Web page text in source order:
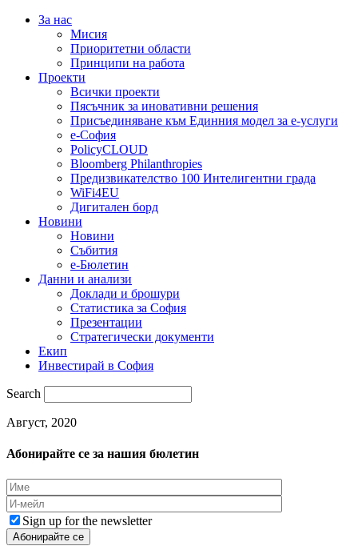
За нас
Мисия
Приоритетни области
Принципи на работа
Проекти
Всички проекти
Пясъчник за иновативни решения
Присъединяване към Единния модел за е-услуги
е-София
PolicyCLOUD
Bloomberg Philanthropies
Предизвикателство 100 Интелигентни града
WiFi4EU
Дигитален борд
Новини
Новини
Събития
е-Бюлетин
Данни и анализи
Доклади и брошури
Статистика за София
Презентации
Стратегически документи
Екип
Инвестирай в София
Search
Август, 2020
Абонирайте се за нашия бюлетин
Sign up for the newsletter